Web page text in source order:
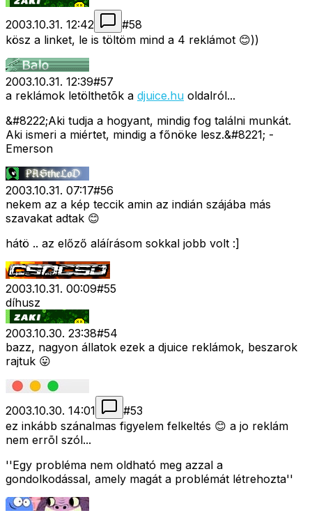
2003.10.31. 12:42 #58
kösz a linket, le is töltöm mind a 4 reklámot 😊))
2003.10.31. 12:39#57
a reklámok letölthetõk a djuice.hu oldalról...
&#8222;Aki tudja a hogyant, mindig fog találni munkát.
Aki ismeri a miértet, mindig a főnöke lesz.&#8221; -
Emerson
2003.10.31. 07:17#56
nekem az a kép teccik amin az indián szájába más
szavakat adtak 😊
hátö .. az előző aláírásom sokkal jobb volt :]
2003.10.31. 00:09#55
díhusz
2003.10.30. 23:38#54
bazz, nagyon állatok ezek a djuice reklámok, beszarok
rajtuk 😛
2003.10.30. 14:01 #53
ez inkább szánalmas figyelem felkeltés 😊 a jo reklám
nem errõl szól...
''Egy probléma nem oldható meg azzal a
gondolkodással, amely magát a problémát létrehozta''